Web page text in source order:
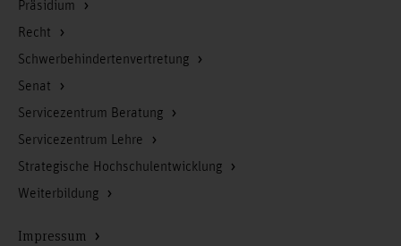
Präsidium
Recht
Schwerbehindertenvertretung
Senat
Servicezentrum Beratung
Servicezentrum Lehre
Strategische Hochschulentwicklung
Weiterbildung
Impressum